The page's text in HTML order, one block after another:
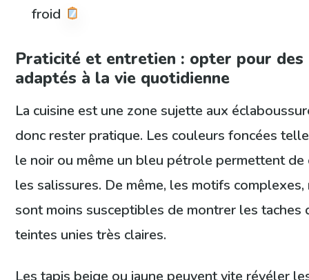
froid
Praticité et entretien : opter pour
adaptés à la vie quotidienne
La cuisine est une zone sujette aux
donc rester pratique. Les couleurs foncées
le noir ou même un bleu pétrole permettent
les salissures. De même, les motifs
sont moins susceptibles de montrer les taches
teintes unies très claires.
Les tapis beige ou jaune peuvent vite révéler